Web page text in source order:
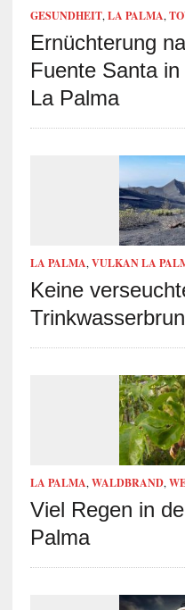
GESUNDHEIT,LA PALMA,
Ernüchterung
Fuente Santa
La Palma
LA PALMA,VULKAN LA
Keine
LA PALMA,WALDBRAND,
Viel Regen in
Palma